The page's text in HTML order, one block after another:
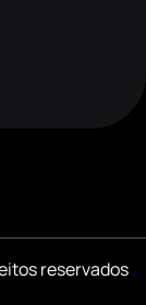
reservados.